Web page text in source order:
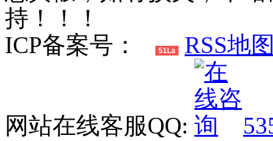
持！！！
ICP备案号：
51La RSS地
网站在线客服QQ: